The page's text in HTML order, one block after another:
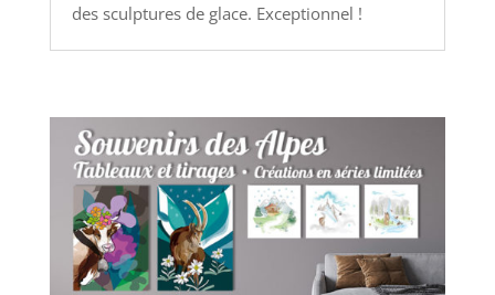
des sculptures de glace. Exceptionnel !